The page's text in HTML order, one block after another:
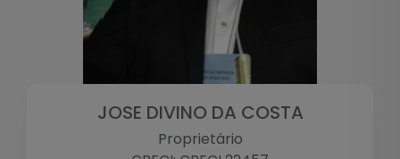
JOSE DIVINO DA COSTA
Proprietário